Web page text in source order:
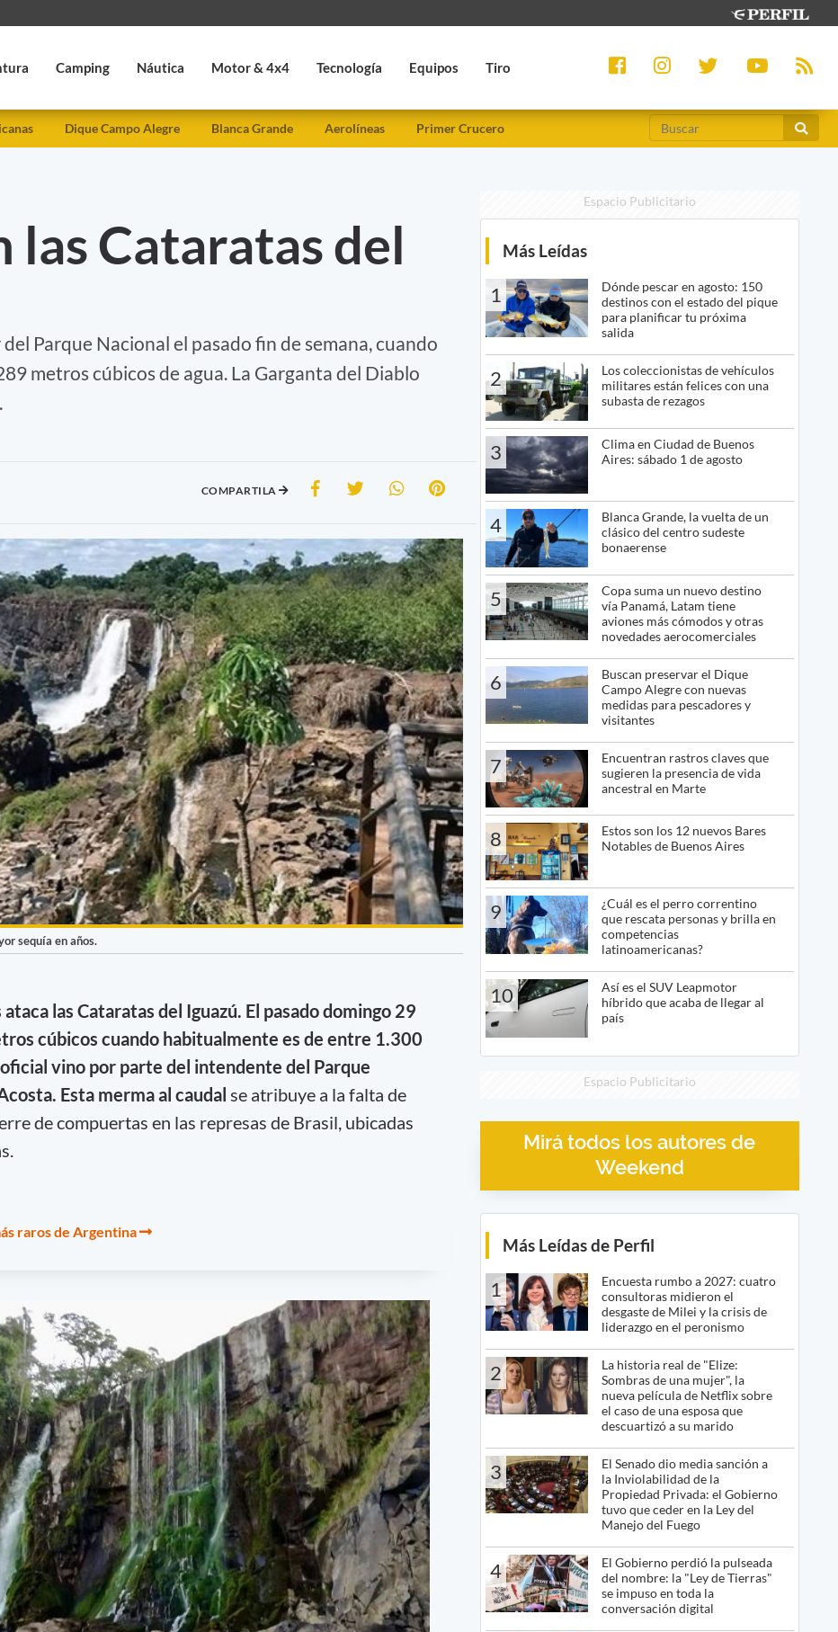
Camping Náutica Motor & 4x4 Tecnología Equipos Tiro
Dique Campo Alegre Blanca Grande Aerolíneas Primer Crucero
las Cataratas del
Parque Nacional el pasado fin de semana, cuando
metros cúbicos de agua. La Garganta del Diablo
COMPARTILA
sequía en años.
las Cataratas del Iguazú. El pasado domingo 29
cúbicos cuando habitualmente es de entre 1.300
vino por parte del intendente del Parque
Esta merma al caudal se atribuye a la falta de
de compuertas en las represas de Brasil, ubicadas
raros de Argentina
Espacio Publicitario
Más Leídas
1
Dónde pescar en agosto: 150
destinos con el estado del pique
para planificar tu próxima
salida
2
Los coleccionistas de vehículos
militares están felices con una
subasta de rezagos
3
Clima en Ciudad de Buenos
Aires: sábado 1 de agosto
4
Blanca Grande, la vuelta de un
clásico del centro sudeste
bonaerense
5
Copa suma un nuevo destino
vía Panamá, Latam tiene
aviones más cómodos y otras
novedades aerocomerciales
6
Buscan preservar el Dique
Campo Alegre con nuevas
medidas para pescadores y
visitantes
7
Encuentran rastros claves que
sugieren la presencia de vida
ancestral en Marte
8
Estos son los 12 nuevos Bares
Notables de Buenos Aires
9
¿Cuál es el perro correntino
que rescata personas y brilla en
competencias
latinoamericanas?
10
Así es el SUV Leapmotor
híbrido que acaba de llegar al
país
Espacio Publicitario
Mirá todos los autores de
Weekend
Más Leídas de Perfil
1
Encuesta rumbo a 2027: cuatro
consultoras midieron el
desgaste de Milei y la crisis de
liderazgo en el peronismo
2
La historia real de "Elize:
Sombras de una mujer", la
nueva película de Netflix sobre
el caso de una esposa que
descuartizó a su marido
3
El Senado dio media sanción a
la Inviolabilidad de la
Propiedad Privada: el Gobierno
tuvo que ceder en la Ley del
Manejo del Fuego
4
El Gobierno perdió la pulseada
del nombre: la "Ley de Tierras"
se impuso en toda la
conversación digital